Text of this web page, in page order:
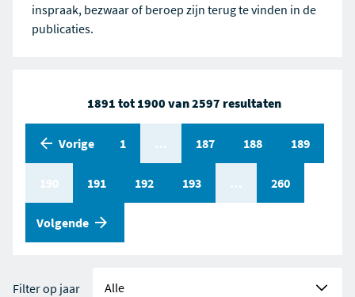
inspraak, bezwaar of beroep zijn terug te vinden in de
publicaties.
1891 tot 1900 van 2597 resultaten
Vorige Pagina
1 Pagina
… Pagina
187 Pagina
188 Pagina
189
Pagina
190 Pagina
191 Pagina
192 Pagina
193 Pagina
… Pagina
260
Volgende pagina
Filter op jaar